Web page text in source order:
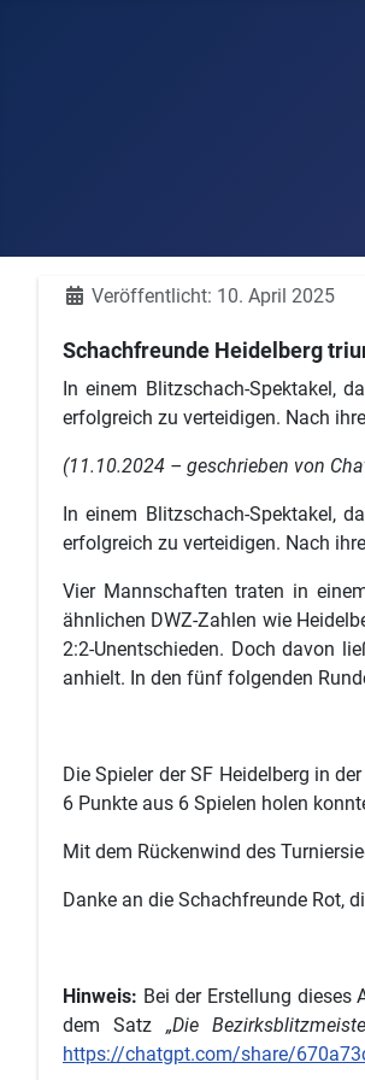
DetailsVeröffentlicht: 10. April 2025
Schachfreunde Heidelberg
In einem Blitzschach-Spektakel,
erfolgreich zu verteidigen. Nach
(11.10.2024 – geschrieben von
In einem Blitzschach-Spektakel,
erfolgreich zu verteidigen. Nach
Vier Mannschaften traten in
ähnlichen DWZ-Zahlen wie
2:2-Unentschieden. Doch davon
anhielt. In den fünf folgenden
Die Spieler der SF Heidelberg in
6 Punkte aus 6 Spielen holen
Mit dem Rückenwind des
Danke an die Schachfreunde Rot,
Hinweis: Bei der Erstellung dieses
dem Satz „Die
https://chatgpt.com/share/